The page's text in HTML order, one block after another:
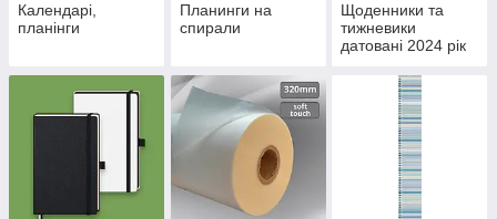
Календарі,
планінги
Планинги на
спирали
Щоденники та
тижневики
датовані 2024 рік